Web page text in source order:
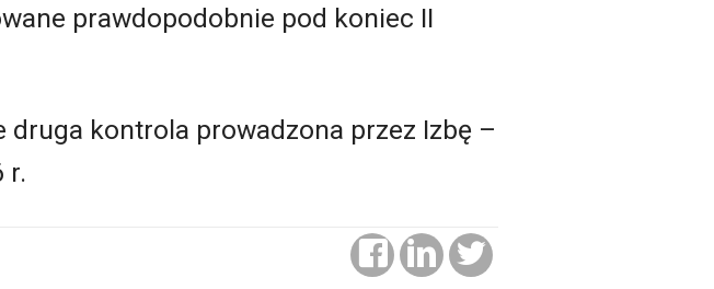
prawdopodobnie pod koniec II
druga kontrola prowadzona przez Izbę –
r.